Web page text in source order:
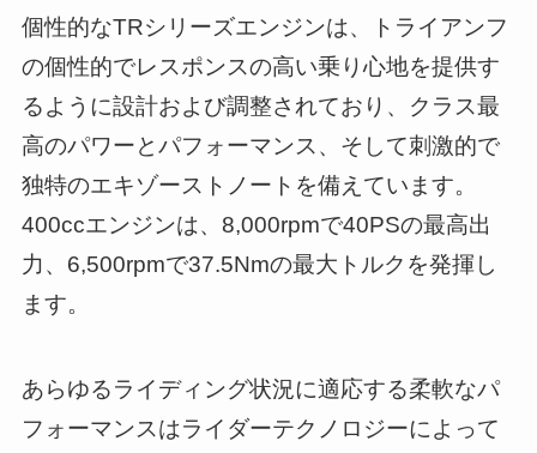
個性的なTRシリーズエンジンは、トライアンフ
の個性的でレスポンスの高い乗り心地を提供す
るように設計および調整されており、クラス最
高のパワーとパフォーマンス、そして刺激的で
独特のエキゾーストノートを備えています。
400ccエンジンは、8,000rpmで40PSの最高出
力、6,500rpmで37.5Nmの最大トルクを発揮し
ます。
あらゆるライディング状況に適応する柔軟なパ
フォーマンスはライダーテクノロジーによって